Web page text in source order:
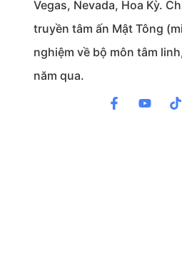
Vegas, Nevada, Hoa Kỳ.
truyền tâm ấn Mật Tông
nghiệm về bộ môn tâm
năm qua.